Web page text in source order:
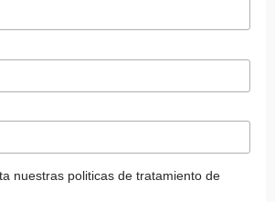
nuestras politicas de tratamiento de